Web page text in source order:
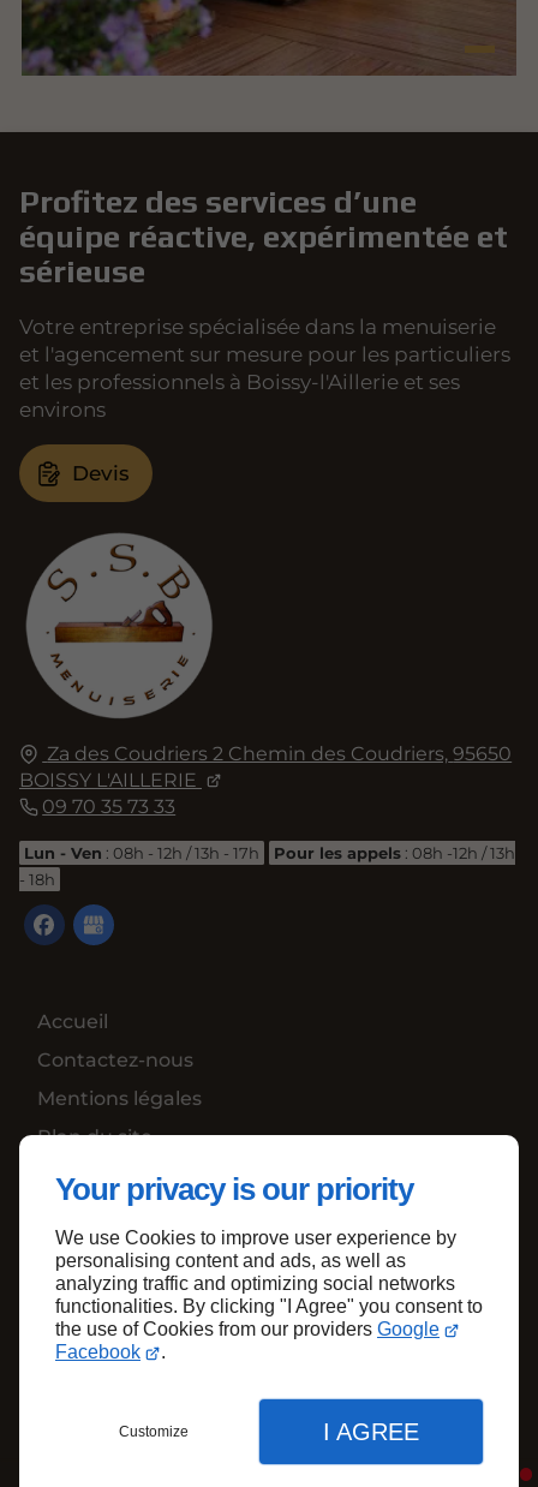
Your privacy is our priority
We use Cookies to improve user experience by
personalising content and ads, as well as
analyzing traffic and optimizing social networks
functionalities. By clicking "I Agree" you consent to
the use of Cookies from our providers Google
Facebook
.
Customize I AGREE
Za des Coudriers 2 Chemin des Coudriers, 95650
BOISSY L'AILLERIE
09 70 35 73 33
Lun - Ven : 08h - 12h / 13h - 17h Pour les appels : 08h -12h / 13h
- 18h
Accueil
Contactez-nous
Mentions légales
Plan du site
Profitez des services d’une
équipe réactive, expérimentée et
sérieuse
Votre entreprise spécialisée dans la menuiserie
et l'agencement sur mesure pour les particuliers
et les professionnels à Boissy-l'Aillerie et ses
environs
Devis
Haut de page